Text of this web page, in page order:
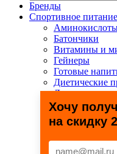
Бренды
Спортивное питание
Батончики
Витамины и
Гейнеры
Готовые
Диетические
Для связок и
Здоровье и
Креатин
Специальные
Хочу
на скидку